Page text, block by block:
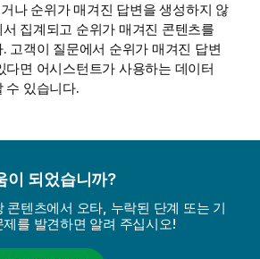
나 순위가 매겨진 답변을 생성하지 않
집계되고 순위가 매겨진 콘텐츠를
고객이 질문에서 순위가 매겨진 답변
다면 어시스턴트가 사용하는 데이터
수 있습니다.
이 되었습니까?
콘텐츠에서 오타, 누락된 단계 또는 기
를 발견하면 알려 주십시오!